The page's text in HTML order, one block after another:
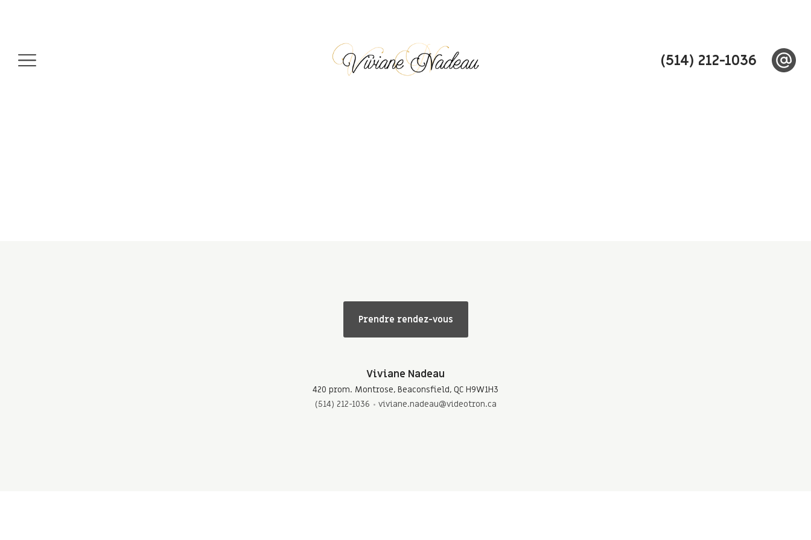
(514) 212-1036
Prendre rendez-vous
Viviane Nadeau
420 prom. Montrose, Beaconsfield, QC H9W1H3
(514) 212-1036
viviane.nadeau@videotron.ca